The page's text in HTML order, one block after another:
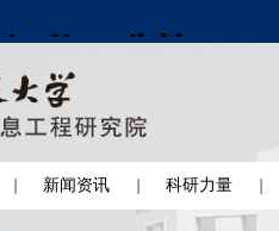
新闻资讯 科研力量